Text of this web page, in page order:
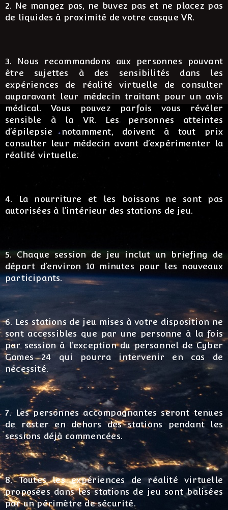
2. Ne mangez pas, ne buvez pas et ne placez pas
de liquides à proximité de votre casque VR.
3. Nous recommandons aux personnes pouvant
être sujettes à des sensibilités dans les
expériences de réalité virtuelle de consulter
auparavant leur médecin traitant pour un avis
médical. Vous pouvez parfois vous révéler
sensible à la VR. Les personnes atteintes
d’épilepsie notamment, doivent à tout prix
consulter leur médecin avant d’expérimenter la
réalité virtuelle.
4. La nourriture et les boissons ne sont pas
autorisées à l’intérieur des stations de jeu.
5. Chaque session de jeu inclut un briefing de
départ d’environ 10 minutes pour les nouveaux
participants.
6. Les stations de jeu mises à votre disposition ne
sont accessibles que par une personne à la fois
par session à l’exception du personnel de Cyber
Games 24 qui pourra intervenir en cas de
nécessité.
7. Les personnes accompagnantes seront tenues
de rester en dehors des stations pendant les
sessions déjà commencées.
8. Toutes les expériences de réalité virtuelle
proposées dans les stations de jeu sont balisées
par un périmètre de sécurité.